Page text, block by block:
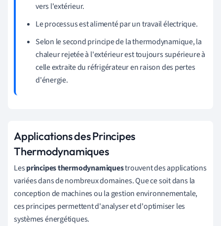
vers l'extérieur.
Le processus est alimenté par un travail électrique.
Selon le second principe de la thermodynamique, la
chaleur rejetée à l'extérieur est toujours supérieure à
celle extraite du réfrigérateur en raison des pertes
d'énergie.
Applications des Principes
Thermodynamiques
Lesprincipes thermodynamiquestrouvent des applications
variées dans de nombreux domaines. Que ce soit dans la
conception de machines ou la gestion environnementale,
ces principes permettent d'analyser et d'optimiser les
systèmes énergétiques.